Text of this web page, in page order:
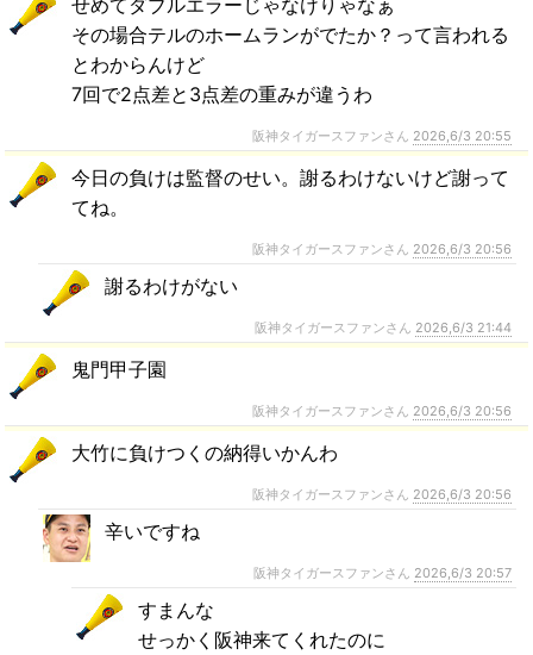
せめてダブルエラーじゃなけりゃなぁ
その場合テルのホームランがでたか？って言われる
とわからんけど
7回で2点差と3点差の重みが違うわ
阪神タイガースファンさん 2026,6/3 20:55
今日の負けは監督のせい。謝るわけないけど謝って
てね。
阪神タイガースファンさん 2026,6/3 20:56
謝るわけがない
阪神タイガースファンさん 2026,6/3 21:44
鬼門甲子園
阪神タイガースファンさん 2026,6/3 20:56
大竹に負けつくの納得いかんわ
阪神タイガースファンさん 2026,6/3 20:56
辛いですね
阪神タイガースファンさん 2026,6/3 20:57
すまんな
せっかく阪神来てくれたのに